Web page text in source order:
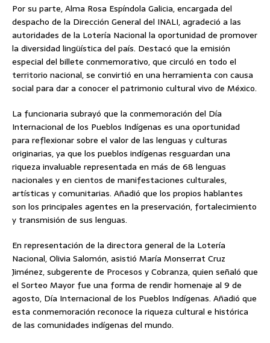
Por su parte, Alma Rosa Espíndola Galicia, encargada del
despacho de la Dirección General del INALI, agradeció a las
autoridades de la Lotería Nacional la oportunidad de promover
la diversidad lingüística del país. Destacó que la emisión
especial del billete conmemorativo, que circuló en todo el
territorio nacional, se convirtió en una herramienta con causa
social para dar a conocer el patrimonio cultural vivo de México.
La funcionaria subrayó que la conmemoración del Día
Internacional de los Pueblos Indígenas es una oportunidad
para reflexionar sobre el valor de las lenguas y culturas
originarias, ya que los pueblos indígenas resguardan una
riqueza invaluable representada en más de 68 lenguas
nacionales y en cientos de manifestaciones culturales,
artísticas y comunitarias. Añadió que los propios hablantes
son los principales agentes en la preservación, fortalecimiento
y transmisión de sus lenguas.
En representación de la directora general de la Lotería
Nacional, Olivia Salomón, asistió María Monserrat Cruz
Jiménez, subgerente de Procesos y Cobranza, quien señaló que
el Sorteo Mayor fue una forma de rendir homenaje al 9 de
agosto, Día Internacional de los Pueblos Indígenas. Añadió que
esta conmemoración reconoce la riqueza cultural e histórica
de las comunidades indígenas del mundo.